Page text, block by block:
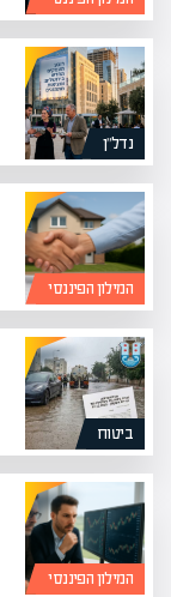
נדל”ן
המילון הפיננסי
ביטוח
המילון הפיננסי